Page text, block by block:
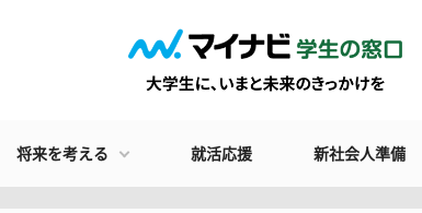
将来を考える 就活応援 新社会人準備